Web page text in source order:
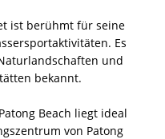
ist berühmt für seine
Es
und
bekannt.
Beach liegt ideal
von Patong